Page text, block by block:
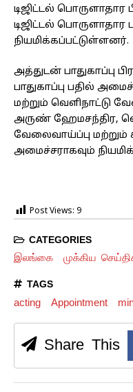
டிஜிட்டல்
டிஜிட்டல் பொருளாதார
நியமிக்கப்பட்டுள்ளனர்.
அத்துடன் பாதுகாப்பு
பாதுகாப்பு பதில்
மற்றும் வெளிநாட்டு
அருண் ஹேமசந்திர,
வேலைவாய்ப்பு மற்றும்
அமைச்சராகவும்
Post Views: 9
CATEGORIES
இலங்கை முக்கிய
TAGS
acting Appointment
Share This